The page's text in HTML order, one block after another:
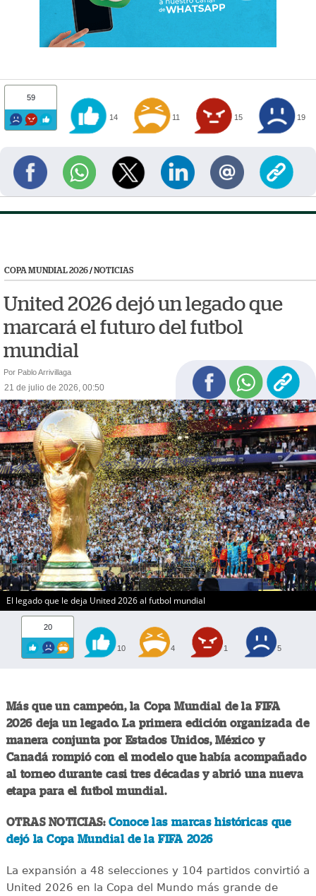
59
14 11 15 19
COPA MUNDIAL 2026/ NOTICIAS
United 2026 dejó un legado que
marcará el futuro del futbol
mundial
Por Pablo Arrivillaga
21 de julio de 2026, 00:50
El legado que le deja United 2026 al futbol mundial
20
10 4 1 5
Más que un campeón, la Copa Mundial de la FIFA
2026 deja un legado. La primera edición organizada de
manera conjunta por Estados Unidos, México y
Canadá rompió con el modelo que había acompañado
al torneo durante casi tres décadas y abrió una nueva
etapa para el futbol mundial.
OTRAS NOTICIAS: Conoce las marcas históricas que
dejó la Copa Mundial de la FIFA 2026
La expansión a 48 selecciones y 104 partidos convirtió a
United 2026 en la Copa del Mundo más grande de